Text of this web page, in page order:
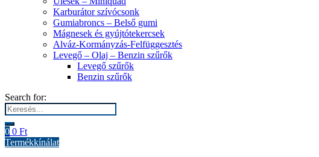
Karburátor szívócsonk
Gumiabroncs – Belső gumi
Mágnesek és gyújtótekercsek
Alváz-Kormányzás-Felfüggesztés
Levegő – Olaj – Benzin szűrők
Levegő szűrők
Benzin szűrők
Search for:
0 0 Ft
Termékkínálat